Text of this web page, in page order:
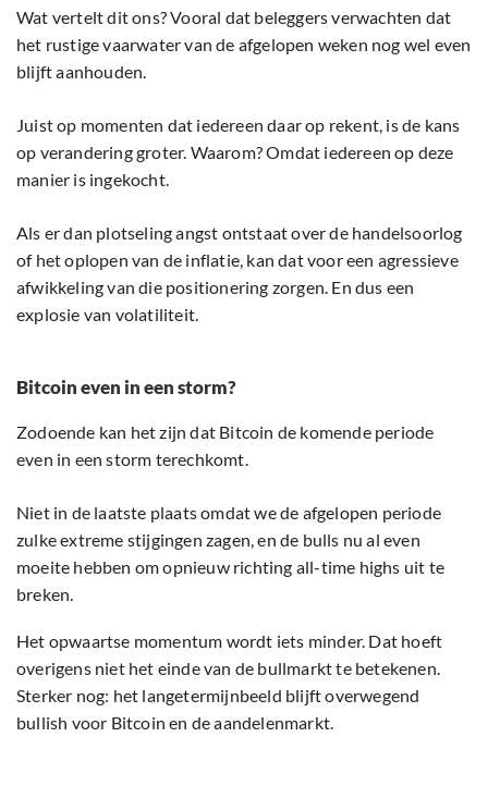
Wat vertelt dit ons? Vooral dat beleggers verwachten dat
het rustige vaarwater van de afgelopen weken nog wel even
blijft aanhouden.
Juist op momenten dat iedereen daar op rekent, is de kans
op verandering groter. Waarom? Omdat iedereen op deze
manier is ingekocht.
Als er dan plotseling angst ontstaat over de handelsoorlog
of het oplopen van de inflatie, kan dat voor een agressieve
afwikkeling van die positionering zorgen. En dus een
explosie van volatiliteit.
Bitcoin even in een storm?
Zodoende kan het zijn dat Bitcoin de komende periode
even in een storm terechkomt.
Niet in de laatste plaats omdat we de afgelopen periode
zulke extreme stijgingen zagen, en de bulls nu al even
moeite hebben om opnieuw richting all-time highs uit te
breken.
Het opwaartse momentum wordt iets minder. Dat hoeft
overigens niet het einde van de bullmarkt te betekenen.
Sterker nog: het langetermijnbeeld blijft overwegend
bullish voor Bitcoin en de aandelenmarkt.